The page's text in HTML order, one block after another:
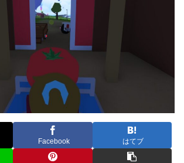
Facebook はてブ